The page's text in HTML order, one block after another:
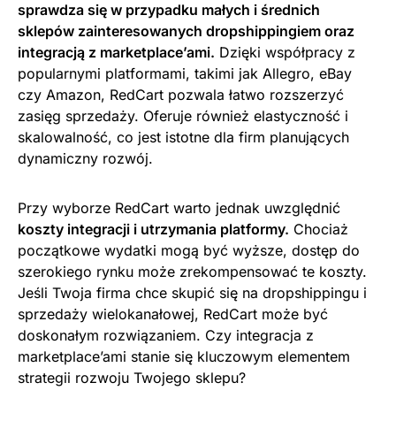
sprawdza się w przypadku małych i średnich
sklepów zainteresowanych dropshippingiem oraz
integracją z marketplace’ami. Dzięki współpracy z
popularnymi platformami, takimi jak Allegro, eBay
czy Amazon, RedCart pozwala łatwo rozszerzyć
zasięg sprzedaży. Oferuje również elastyczność i
skalowalność, co jest istotne dla firm planujących
dynamiczny rozwój.
Przy wyborze RedCart warto jednak uwzględnić
koszty integracji i utrzymania platformy. Chociaż
początkowe wydatki mogą być wyższe, dostęp do
szerokiego rynku może zrekompensować te koszty.
Jeśli Twoja firma chce skupić się na dropshippingu i
sprzedaży wielokanałowej, RedCart może być
doskonałym rozwiązaniem. Czy integracja z
marketplace’ami stanie się kluczowym elementem
strategii rozwoju Twojego sklepu?